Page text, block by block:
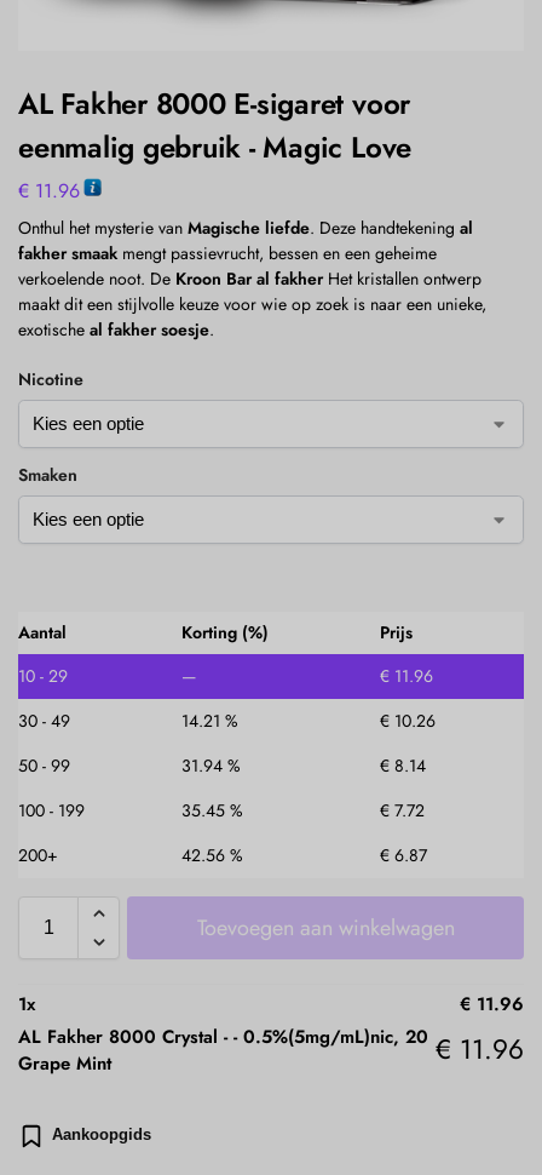
AL Fakher 8000 E-sigaret voor
eenmalig gebruik - Magic Love
€ 11.96
Onthul het mysterie van Magische liefde. Deze handtekening al
fakher smaak mengt passievrucht, bessen en een geheime
verkoelende noot. De Kroon Bar al fakher Het kristallen ontwerp
maakt dit een stijlvolle keuze voor wie op zoek is naar een unieke,
exotische al fakher soesje.
Nicotine
Smaken
Aantal Korting (%)
Prijs
10 - 29
— € 11.96
30 - 49
14.21 % € 10.26
50 - 99
31.94 % € 8.14
100 - 199
35.45 % € 7.72
200+
42.56 % € 6.87
Toevoegen aan winkelwagen
1x € 11.96
AL Fakher 8000 Crystal --0.5%(5mg/mL)nic, 20
Grape Mint
€ 11.96
Aankoopgids